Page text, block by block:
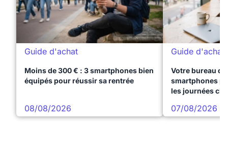
Guide d'achat
Moins de 300 € : 3 smartphones bien
équipés pour réussir sa rentrée
08/08/2026
Guide d'achat
Votre bureau
smartphones
les journées
07/08/2026